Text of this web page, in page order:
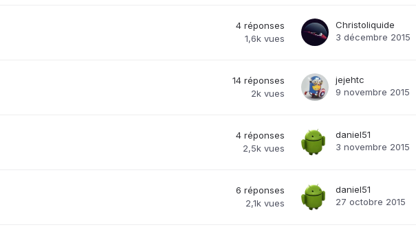
4 réponses
1,6k vues
Christoliquide
3 décembre 2015
14 réponses
2k vues
jejehtc
9 novembre 2015
4 réponses
2,5k vues
daniel51
3 novembre 2015
6 réponses
2,1k vues
daniel51
27 octobre 2015